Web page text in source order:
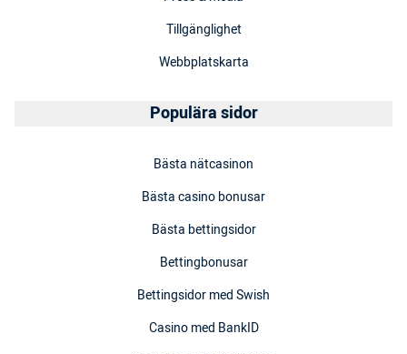
Tillgänglighet
Webbplatskarta
Populära sidor
Bästa nätcasinon
Bästa casino bonusar
Bästa bettingsidor
Bettingbonusar
Bettingsidor med Swish
Casino med BankID